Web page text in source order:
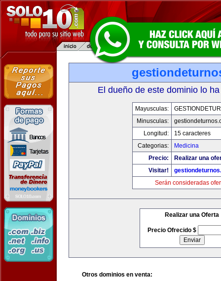
El dueño de este dominio lo
Mayusculas:
Minusculas:
Longitud:
15 caracteres
Categorias:
Medicina
Precio:
Realizar una
Visitar!
Serán consideradas
Realizar una Oferta
Precio Ofrecido $
Otros dominios en venta: